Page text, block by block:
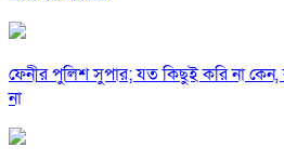
ফেনীর পুলিশ সুপার; যত কিছুই করি না কেন,
না